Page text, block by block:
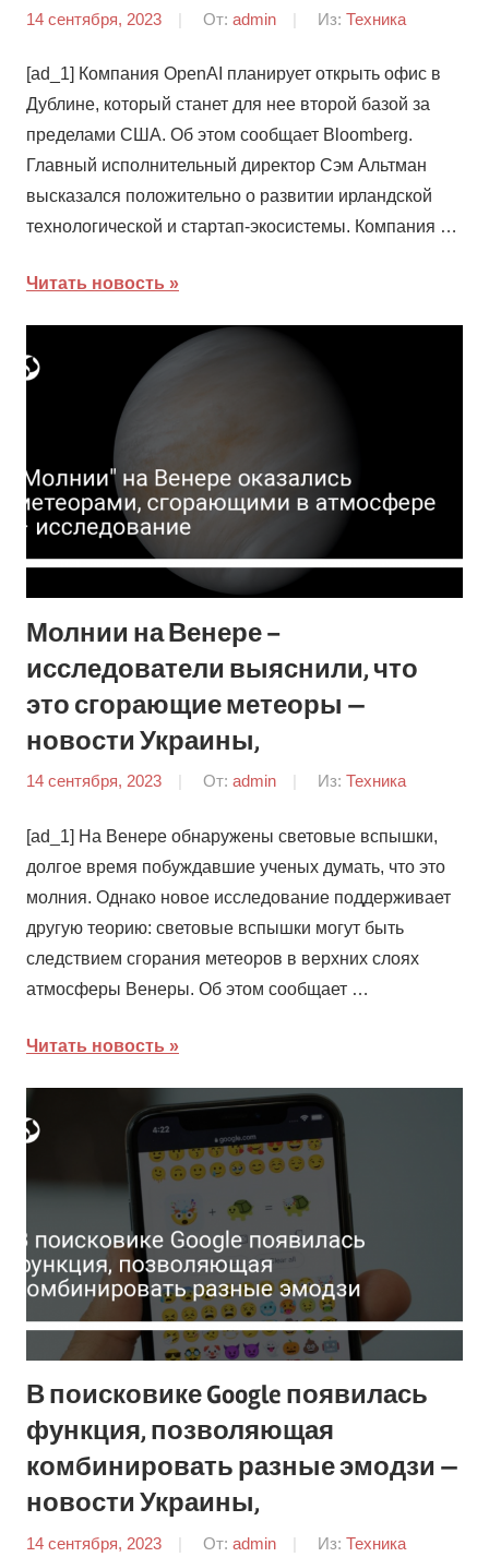
14 сентября, 2023 От: admin Из: Техника
[ad_1] Компания OpenAI планирует открыть офис в
Дублине, который станет для нее второй базой за
пределами США. Об этом сообщает Bloomberg.
Главный исполнительный директор Сэм Альтман
высказался положительно о развитии ирландской
технологической и стартап-экосистемы. Компания …
Читать новость
Молнии на Венере –
исследователи выяснили, что
это сгорающие метеоры —
новости Украины,
14 сентября, 2023 От: admin Из: Техника
[ad_1] На Венере обнаружены световые вспышки,
долгое время побуждавшие ученых думать, что это
молния. Однако новое исследование поддерживает
другую теорию: световые вспышки могут быть
следствием сгорания метеоров в верхних слоях
атмосферы Венеры. Об этом сообщает …
Читать новость
В поисковике Google появилась
функция, позволяющая
комбинировать разные эмодзи —
новости Украины,
14 сентября, 2023 От: admin Из: Техника